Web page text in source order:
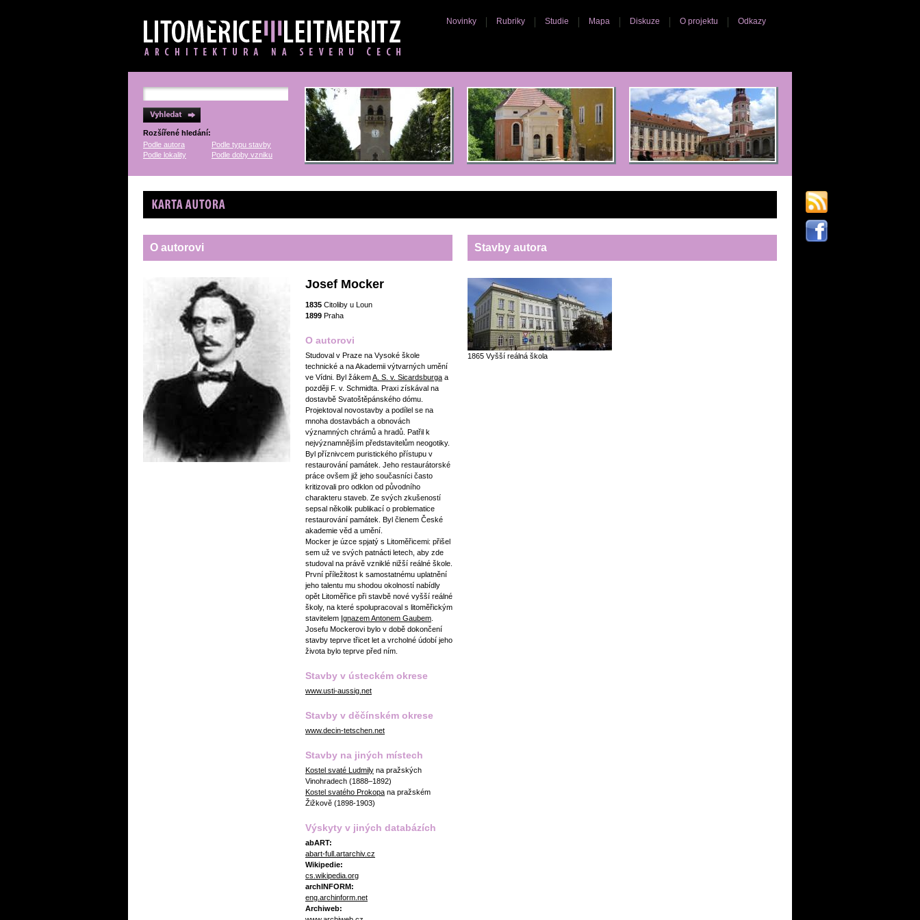
Novinky Rubriky Studie Mapa Diskuze O projektu Odkazy
Rozšířené hledání:
Podle autora
Podle typu stavby
Podle lokality
Podle doby vzniku
Karta autora
O autorovi
Josef Mocker
1835 Citoliby u Loun
1899 Praha
O autorovi
Studoval v Praze na Vysoké škole
technické a na Akademii výtvarných umění
ve Vídni. Byl žákemA. S. v. Sicardsburga a
později F. v. Schmidta. Praxi získával na
dostavbě Svatoštěpánského dómu.
Projektoval novostavby a podílel se na
mnoha dostavbách a obnovách
významných chrámů a hradů. Patřil k
nejvýznamnějším představitelům neogotiky.
Byl příznivcem puristického přístupu v
restaurování památek. Jeho restaurátorské
práce ovšem již jeho současníci často
kritizovali pro odklon od původního
charakteru staveb. Ze svých zkušeností
sepsal několik publikací o problematice
restaurování památek. Byl členem České
akademie věd a umění.
Mocker je úzce spjatý s Litoměřicemi: přišel
sem už ve svých patnácti letech, aby zde
studoval na právě vzniklé nižší reálné škole.
První příležitost k samostatnému uplatnění
jeho talentu mu shodou okolností nabídly
opět Litoměřice při stavbě nové vyšší reálné
školy, na které spolupracoval s litoměřickým
stavitelem Ignazem Antonem Gaubem
Josefu Mockerovi bylo v době dokončení
stavby teprve třicet let a vrcholné údobí jeho
života bylo teprve před ním.
Stavby v ústeckém okrese
www.usti-aussig.net
Stavby v děčínském okrese
www.decin-tetschen.net
Stavby na jiných místech
Kostel svaté Ludmily na pražských
Vinohradech (1888–1892)
Kostel svatého Prokopa na pražském
Žižkově (1898-1903)
Výskyty v jiných databázích
abART:
abart-full.artarchiv.cz
Wikipedie:
cs.wikipedia.org
archINFORM:
eng.archinform.net
Archiweb:
Stavby autora
1865 Vyšší reálná škola